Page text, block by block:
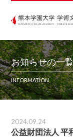
お知らせの一
INFORMATION
2024.09.24
公益財団法人 平